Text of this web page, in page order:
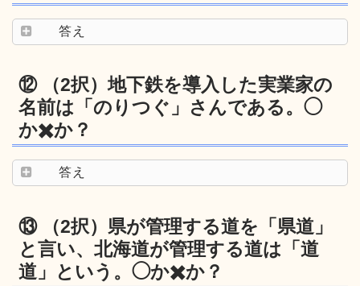
答え
⑫ （2択）地下鉄を導入した実業家の
名前は「のりつぐ」さんである。◯
か✖️か？
答え
⑬ （2択）県が管理する道を「県道」
と言い、北海道が管理する道は「道
道」という。◯か✖️か？